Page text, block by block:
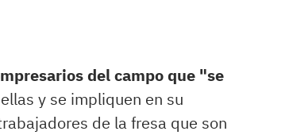
del campo que "se
y se impliquen en su
de la fresa que son